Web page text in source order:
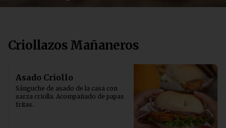
Criollazos Mañaneros
Asado Criollo
Sánguche de asado de la casa con
sarza criolla. Acompañado de papas
fritas.